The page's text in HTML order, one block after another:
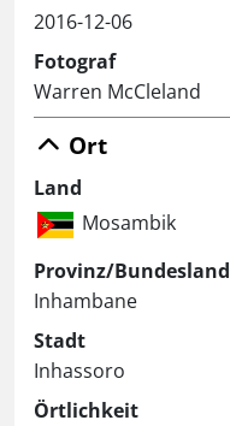
2016-12-06
Fotograf
Warren McCleland
Ort
Land
Mosambik
Provinz/Bundesland
Inhambane
Stadt
Inhassoro
Örtlichkeit